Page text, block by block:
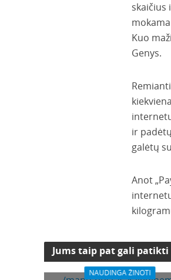
skaičius
Kuo
Genys.
ir
galėtų
Anot
Jums taip pat gali patikti
NAUDINGA ŽINOTI